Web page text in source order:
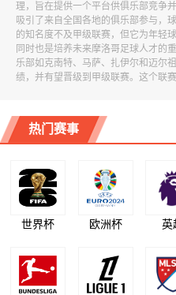
理，旨在提供一个平台供俱乐部竞争
吸引了来自全国各地的俱乐部参与，
的知名度不及甲级联赛，但它为年轻
同时也是培养未来摩洛哥足球人才的
乐部如克南特、马萨、扎伊尔和迈尔
绩，并有望晋级到甲级联赛。这个联
热门赛事
世界杯 欧洲杯 英